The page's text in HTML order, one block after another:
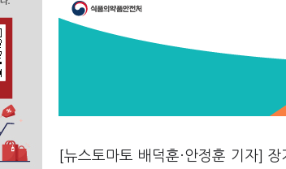
[뉴스토마토 배덕훈·안정훈 기자]